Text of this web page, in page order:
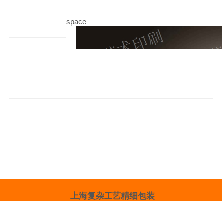
space
上海复杂工艺精细包装